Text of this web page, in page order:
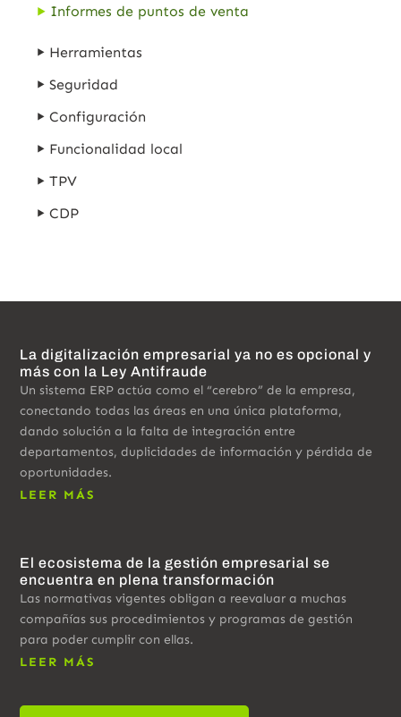
Informes de puntos de venta
Herramientas
Seguridad
Configuración
Funcionalidad local
TPV
CDP
La digitalización empresarial ya no es opcional y
más con la Ley Antifraude
Un sistema ERP actúa como el “cerebro” de la empresa,
conectando todas las áreas en una única plataforma,
dando solución a la falta de integración entre
departamentos, duplicidades de información y pérdida de
oportunidades.
LEER MÁS
El ecosistema de la gestión empresarial se
encuentra en plena transformación
Las normativas vigentes obligan a reevaluar a muchas
compañías sus procedimientos y programas de gestión
para poder cumplir con ellas.
LEER MÁS